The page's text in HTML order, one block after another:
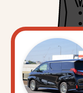
あきる野市
西東京市
瑞穂町
日の出町